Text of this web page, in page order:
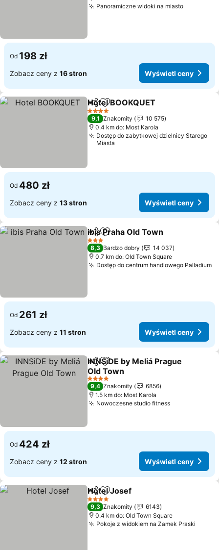
Panoramiczne widoki na miasto
Od 198 zł
Zobacz ceny z 16 stron Wyświetl ceny
Udostępnij
Dodaj do ulubionych
Hotel BOOKQUET
4 Kategoria
9,1 Znakomity
10 575
0.4 km do: Most Karola
Dostęp do zabytkowej dzielnicy Starego
Miasta
Od 480 zł
Zobacz ceny z 13 stron Wyświetl ceny
Udostępnij
Dodaj do ulubionych
ibis Praha Old Town
3 Kategoria
8,3 Bardzo dobry
14 037
0.7 km do: Old Town Square
Dostęp do centrum handlowego Palladium
Od 261 zł
Zobacz ceny z 11 stron Wyświetl ceny
Udostępnij
Dodaj do ulubionych
INNSiDE by Meliá Prague
Old Town
4 Kategoria
9,4 Znakomity
6856
1.5 km do: Most Karola
Nowoczesne studio fitness
Od 424 zł
Zobacz ceny z 12 stron Wyświetl ceny
Udostępnij
Dodaj do ulubionych
Hotel Josef
4 Kategoria
9,3 Znakomity
6143
0.4 km do: Old Town Square
Pokoje z widokiem na Zamek Praski